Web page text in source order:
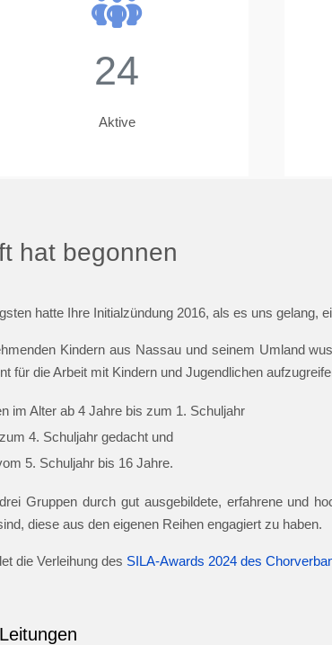
24
Aktive
hat begonnen
hatte Ihre Initialzündung 2016, als es uns
Kindern aus Nassau und seinem Umland
für die Arbeit mit Kindern und Jugendlichen
im Alter ab 4 Jahre bis zum 1. Schuljahr
4. Schuljahr gedacht und
5. Schuljahr bis 16 Jahre.
Gruppen durch gut ausgebildete, erfahrene und
diese aus den eigenen Reihen engagiert zu haben.
die Verleihung des SILA-Awards 2024 des